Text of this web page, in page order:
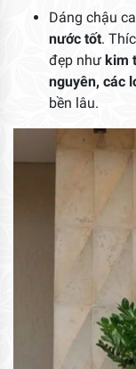
Dáng chậu
nước tốt.
đẹp như kim
nguyên, các
bền lâu.